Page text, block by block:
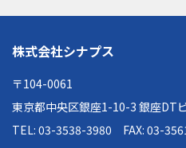
株式会社シナプス
〒104-0061
東京都中央区銀座1-10-3 銀座DT
TEL: 03-3538-3980 FAX: 03-